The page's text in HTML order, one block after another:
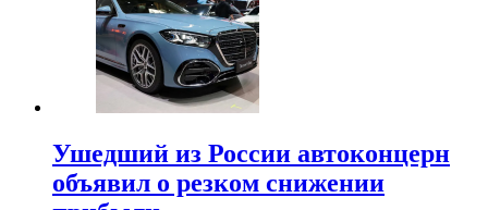
Ушедший из России автоконцерн
объявил о резком снижении